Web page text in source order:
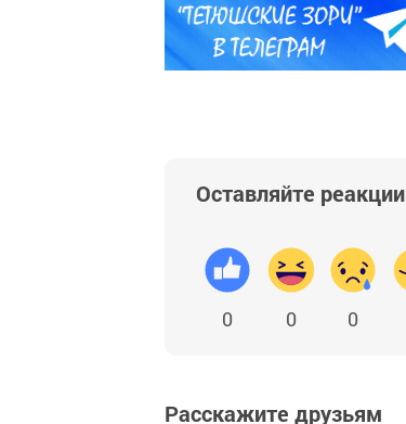
Оставляйте реакции
0 0 0
Расскажите друзьям